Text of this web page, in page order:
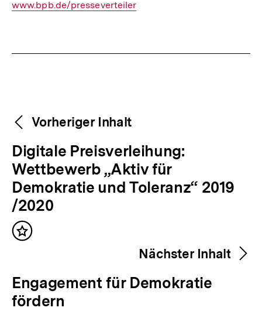
www.bpb.de/presseverteiler
Weitere
Inhalte
Content-
Navigation
Vorheriger Inhalt
V
o
r
h
e
r
g
e
Digitale Preisverleihung:
Wettbewerb „Aktiv für
Demokratie und Toleranz“ 2019
/2020
Inhalt
Nächster Inhalt
N
ä
Engagement für Demokratie
fördern